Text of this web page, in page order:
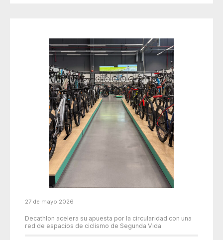
27 de mayo 2026
Decathlon acelera su apuesta por la circularidad con una
red de espacios de ciclismo de Segunda Vida